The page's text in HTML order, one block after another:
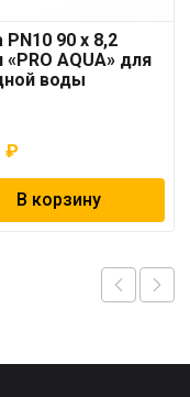
PN10 90 x 8,2
«PRO AQUA» для
воды
₽
В корзину